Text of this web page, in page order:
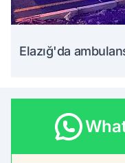
Elazığ'da